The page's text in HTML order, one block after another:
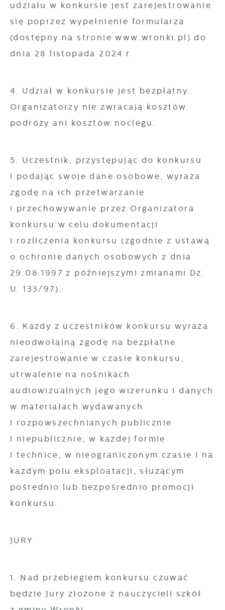
udziału w konkursie jest zarejestrowanie
się poprzez wypełnienie formularza
(dostępny na stronie www.wronki.pl) do
dnia 28 listopada 2024 r.
4. Udział w konkursie jest bezpłatny.
Organizatorzy nie zwracają kosztów
podróży ani kosztów noclegu.
5. Uczestnik, przystępując do konkursu
i podając swoje dane osobowe, wyraża
zgodę na ich przetwarzanie
i przechowywanie przez Organizatora
konkursu w celu dokumentacji
i rozliczenia konkursu (zgodnie z ustawą
o ochronie danych osobowych z dnia
29.08.1997 z późniejszymi zmianami Dz.
U. 133/97).
6. Każdy z uczestników konkursu wyraża
nieodwołalną zgodę na bezpłatne
zarejestrowanie w czasie konkursu,
utrwalenie na nośnikach
audiowizualnych jego wizerunku i danych
w materiałach wydawanych
i rozpowszechnianych publicznie
i niepublicznie, w każdej formie
i technice, w nieograniczonym czasie i na
każdym polu eksploatacji, służącym
pośrednio lub bezpośrednio promocji
konkursu.
JURY
1. Nad przebiegiem konkursu czuwać
będzie Jury złożone z nauczycieli szkół